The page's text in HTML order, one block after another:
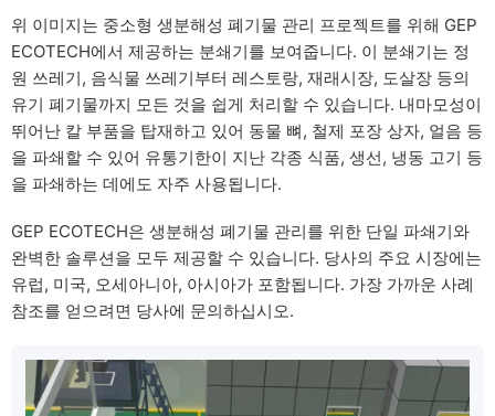
위 이미지는 중소형 생분해성 폐기물 관리 프로젝트를 위해 GEP
ECOTECH에서 제공하는 분쇄기를 보여줍니다. 이 분쇄기는 정
원 쓰레기, 음식물 쓰레기부터 레스토랑, 재래시장, 도살장 등의
유기 폐기물까지 모든 것을 쉽게 처리할 수 있습니다. 내마모성이
뛰어난 칼 부품을 탑재하고 있어 동물 뼈, 철제 포장 상자, 얼음 등
을 파쇄할 수 있어 유통기한이 지난 각종 식품, 생선, 냉동 고기 등
을 파쇄하는 데에도 자주 사용됩니다.
GEP ECOTECH은 생분해성 폐기물 관리를 위한 단일 파쇄기와
완벽한 솔루션을 모두 제공할 수 있습니다. 당사의 주요 시장에는
유럽, 미국, 오세아니아, 아시아가 포함됩니다. 가장 가까운 사례
참조를 얻으려면 당사에 문의하십시오.